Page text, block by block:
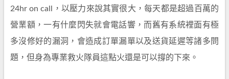
24hr on call，以壓力來說其實很大，每天都是超過百萬的
營業額，一有什麼閃失就會電話響，而舊有系統裡面有極
多沒修好的漏洞，會造成訂單漏單以及送貨延遲等諸多問
題，但身為專業救火隊員這點火還是可以撐的下來。